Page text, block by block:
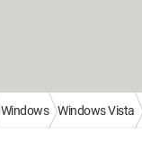
Windows Windows Vista